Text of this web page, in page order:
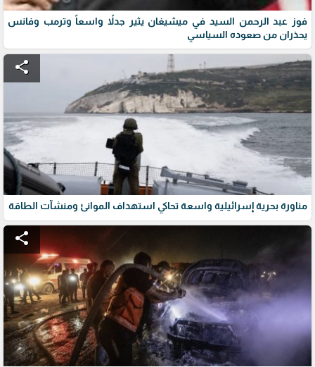
فوز عبد الرحمن السيد في ميشيغان يثير جدلاً واسعاً وترمب وفانس
يحذران من صعوده السياسي
share
مناورة بحرية إسرائيلية واسعة تحاكي استهداف الموانئ ومنشآت الطاقة
share